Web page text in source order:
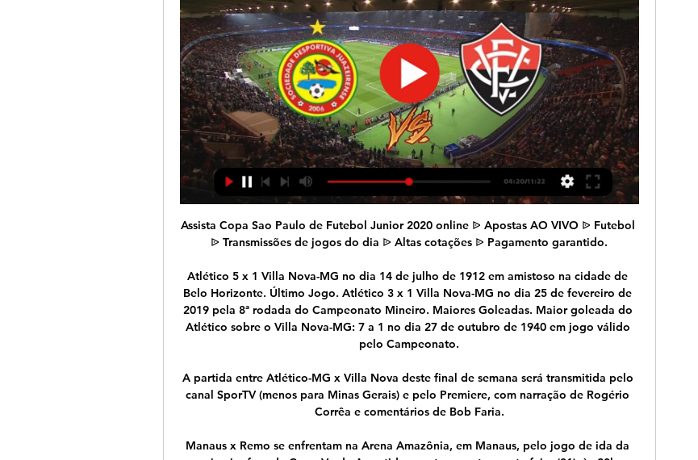
Assista Copa Sao Paulo de Futebol Junior 2020 online ᐉ Apostas AO VIVO ᐉ Futebol ᐉ Transmissões de jogos do dia ᐉ Altas cotações ᐉ Pagamento garantido.

Atlético 5 x 1 Villa Nova-MG no dia 14 de julho de 1912 em amistoso na cidade de Belo Horizonte. Último Jogo. Atlético 3 x 1 Villa Nova-MG no dia 25 de fevereiro de 2019 pela 8ª rodada do Campeonato Mineiro. Maiores Goleadas. Maior goleada do Atlético sobre o Villa Nova-MG: 7 a 1 no dia 27 de outubro de 1940 em jogo válido pelo Campeonato.

A partida entre Atlético-MG x Villa Nova deste final de semana será transmitida pelo canal SporTV (menos para Minas Gerais) e pelo Premiere, com narração de Rogério Corrêa e comentários de Bob Faria.

Manaus x Remo se enfrentam na Arena Amazônia, em Manaus, pelo jogo de ida da primeira fase da Copa Verde.A partida acontece nesta quarta-feira (31), às 20h (horário local) – 22h no horário.

Cidadãos fluminenses estão cada vez mais conectados ao mundo virtual Projeto 'A Arte Gerando Renda' promove dia de empreendedorismo na Rocinha Marcopolo exporta talentos e profissionais assumem cargos no exterior Kimberly-Clark se destaca na equidade de gênero Automação inteligente está relacionada ao desempenho financeiro, diz KPMG

E pelo Campeonato Gaúcho de 2019 Grêmio x Internacional vão decidir o título do Gauchão/2019. No domingo (7) o Grêmio venceu o São Luiz por 3 a 0 e chegou a final contra o Internacional que havia vencido o Caxias por 2 a 1.

O Famalicão recebeu e venceu o FC Porto por 1-0, na segunda jornada do grupo A da Taça da Liga. Mauro Alonso foi o autor do único golo do encontro, que afastou os 'dragões' da competição.

Juazeirense x Vitória ao vivo e online: onde assistir, que 18 de jan. de 2023 — Vitória e Juazeirense se enfrentam nesta quarta-feira (18), às 19h15 (de Brasília), em Juazeiro, pela terceira rodada do Campeonato Baiano.

O Campeonato mineiro de 1951 foi disputado por oito times: América Futebol Clube, Clube Atlético Mineiro, Esporte Clube Siderúrgica, Cruzeiro Esporte Clube, Sete de Setembro Futebol Clube, Meridional Esporte Clube, Metalusina Esporte Clube e Vila Nova Atlético Clube. O campeonato foi disputado em turno e returno pelo sistema de pontos corridos.

O Pernambucano vai chegando ao fim e Salgueiro e Afogados da Ingazeira se enfrentam na primeira semifinal, venham conferir o que temos de melhor para esse jogo.

Alex Telles arranca à bomba vitória do F. C. Porto frente ao Portimonense. Um golo de Alex Telles, na parte final do encontro, permitiu este domingo ao F. C. Porto vencer (1-0) o Portimonense, na 22.ª da Liga, resultado que entrega aos dragões a liderança provisória do campeonato.. O defesa brasileiro dos dragões marcou o tento que fez a diferença aos 87 minutos, disfarçando uma.

*Atualizada em 01 de março de 2020, às 21h34Em 2021, a Série D será a última edição com 68 clubes. Desde dezembro de 2019, com o início do Carioca 2020, cerca de 250 (lutaram,) lutam (e lutarão) pelas 64 vagas destinadas aos campeonatos e copas estaduais e …

O confronto Fortaleza x Palmeiras terá transmissão ao vivo na tarde deste domingo, dia 22/09, pelo Campeonato Brasileiro, e o torcedor pode acompanhar tudo na TV e online, diretamente do.

VITÓRIA 3 X 0 JUAZEIRENSE | #BaianãoNaTVE | 28/01/2024 2:27:51... Assista AO VIVO na TVE e YouTube A TVE é a casa do futebol baiano! ______ Se gostou, inscreva-se no canal e ative as notificações ...YouTube · TVE Bahia · 2 semanas atrás

Campeonato Mineiro - Atlético perde para o Villa Nova. Fechando a terceira rodada do Campeonato Mineiro, o jogo entre Galo e Villa Nova, no Estádio Castor Cifuentes, terminou com a …

Assista o jogo do Vasco online, ao vivo, em seu computador. O clássico jogo de futebol ao vivo Vasco x Flamengo é um dos mais tradicionais do país, pois envolvem grandes torcidas, mas aqui você não assiste apenas jogo do Vasco ao vivo contra o Flamengo, mas …

Portimonense Desportivo das Aves Segunda Liga Arouca Futebol Clube. 31/01/2020 22:19 - O avançado internacional guineense Romário Baldé foi emprestado pelo Gil Vicente, nono classificado da I Liga, ao Leixões, 10.º colocado da II Liga, até ao final da …

Já o Frei Paulistano permanece na lanterna da chave A com apenas um ponto. O Confiança volta a jogar pela ‘Lampions League’, no próximo sábado contra River (PI). A partida será às 20 horas, no Baptistão. No dia seguinte, às 18 horas, será a vez do Frei Paulistano enfrentar o Vitória, no Barradão, em Salvador.

Jacuipense-BA 1 x 1 Vasco-RJ. EC São Bernardo-SP 2 x 2 Operário-PR . Olá, leitor! Informação de qualidade tem valor. Ao acessar você concorda com a nossa Política de Privacidade.

1 – Proposta de Reabertura da Consulta Pública nº 46/2019 • Inicialmente o Edital do Leilão de Transmissão nº 1/2020, contendo os 6 lotes, foi objeto da Consulta Pública nº 46/2019, no período de 20/12/2019 a 03/02/2020, com previsão de realização da sessão pública em julho de 2020;

Para assistir Santa Cruz x Afogados da Ingazeira ao vivo online tudo TV clique na imagem logo abaixo da chamada da partida. E depois você pode optar por expandir a tela. Vale lembrar que a transmissão aqui no Resenha Futebol Clube começa cerca de 30 minutos antes do início do jogo.

Qual canal vai passar o jogo JUAZEIRENSE X VITÓRIA há 6 horas — onde assistir e onde vai passar Juazeirense x Vitória ao vivo pela Copa do Nordeste. Foto: Reprodução. Nesta quarta-feira (14), Juazeirense ...

Na noite deste sábado 27 de janeiro aconteceu no Esporte Clube Roberto Moraes o 12° Baile Municipal da cidade de Arcoverde, a previa carnavalesca da folia dos bois 2018, onde os foliões de nossa cidade e região vieram prestigiar as atrações da noite, à orquestra Super Oara, abriu o baile explodindo com muita música e para encerrar com chave a de ouro o Cantor Almir Rouche dando um show.

Jogando por um empate para faturar o título, a equipe do Aquidauanense não deu chances para o azar e venceu dentro de casa, por 1 a 0 o time do Maracaju.Com a vitória se sagrou campeão da Série B.No outro confronto da tarde, o Serc de Chapadão aplicou uma goleada sobre o Coxim por 5 a 0, ficando com o vice-campeonato e a segunda vaga para Série A.

Rua Buenos Aires Água Verde Curitiba Paraná Brasil Hinchada Popular Olé Atlético-MG Mineirão Avaí Ressacada Barueri Arena Botafogo Engenhão Corinthians Pacaembu Atletiba Coritiba Couto Pereira Briga Pancadaria Rebaixado Série B Chora Otário Goianiense Ceará Vasco Guarani Figueirense Cruzeiro Flamengo Fluminense Maracanã Grêmio Olímpico Goiás Serra Dourada Internacional Beira-Rio.

O Benfica B continua sem marcar e pontuar fora de casa. Em Coimbra, a equipa orientada por Renato Paiva sofreu a quarta derrota como visitante, com a Académica a vencer as águias por 1-0, num jogo em que os estudantes foram superiores.

Rádio NEC: Náutico x Operário, pela Série B, ao vivo e em tempo real. Técnico do Figueirense testa positivo um dia depois de jogo com o OFEC. Com 80% do elenco contaminado pela Covid, CSA não viaja para Chapec. Operário Ferroviário Esporte Clube.

A Petrobras anunciou no fim da noite de ontem (15) o início da etapa de venda do Campo de Azulão, na Bacia do Amazonas, como parte do processo de desinvestimento em curso na estatal. A nota...

A Transmissão para o jogo do Internacional ao vivo é pelos canais SporTV e Premiere. O duelo é válido pela segunda rodada, do segundo turno do Campeonato Gaúcho e precede as emoções para o próximo Gre-Nal da temporada, na quinta-feira (12/03), pela Copa Libertadores da América 2020.

Villa Nova Atlético Clube - Estádio: Castor Cifuentes O regulamento do Mineiro 2009 apresenta novidades. Em 2009, os 12 clubes se enfrentam em turno único. Os 8 melhores se classificam para as quartas de final, que será disputada no sistema de ida e volta, na forma de “mata-mata”, enquanto os dois últimos serão rebaixados.

Atlético-GO vence o Internacional de virada por 3 a 1 Time de Goiás ainda continua na lanterna do Campeonato Brasileiro O Globo, com agências. 13/10/2012 - 20:48 Compartilhe por.

Juazeirense x Vitória: onde assistir ao jogo pela Copa do há 11 horas — ONDE ASSISTIR: A partida terá transmissão ao vivo no SBT (TV aberta) e no “Nosso Futebol”, canal por assinatura no formato pay-per-view ...

Transmissoras ETEM A ETEM atua na exploração do sistema de transmissão de energia elétrica no Estado de Mato Grosso, cobrindo aproximadamente 235,0 km de linha de 230 kV. A ETEM entrou em operação em dezembro de 2011. O objetivo deste sistema é atender a expansão do SIN, através do escoamento do excedente […]

Atual campeão da Copa Brasil masculina de vôlei, o Sada Cruzeiro (MG) garantiu, na noite desta terça-feira, sua classificação para a semifinal da edição 2019 do campeonato. A equipe cruzeirense assegurou a vaga ao vencer o Vôlei UM Itapetininga (SP), em casa, no ginásio do Riacho, em Contagem (MG), por 3 sets a 1 (27/25, 25/21, 24/26 e 25/14).

ACREANO: Segunda fase começa com dois jogos e 11 gols neste domingo O Plácido de Castro fez 4 a 1 no São Francisco, enquanto o Atlético enfiou 6 a 0 no Humaitá

O Avaí marcou 173 gols e a Chapecoense 142 gols. Na próxima rodada o Avaí enfrenta o Criciúma, na quarta-feira, dia 20, a partir das 19h30min. O jogo será no estádio da Ressacada, válido pela 3ª rodada da competição, e marca 0s 200 jogos de Marquinhos com a camisa do Avaí.

veja prováveis escalações, horário e onde assistir - YouTube 3:59... X Vitória , Jogo do Juazeirense online, Assistir jogo do Vitória, Juazeirense x Vitória ao vivo Copa do Nordeste 2024, Juazeirense X Vitória aoYouTube · Sou Vitoria · 6 horas atrás

A SED (Secretaria de Estado de Educação) promove transmissão ao vivo nesta segunda-feira (29), na página do governo estadual no Facebook, para debater tema “Família e sociedade: A Educação em meio à pandemia”.. A live terá presença da titular da SED, Maria Cecília Amendola da Mota, que receberá Miguel Thompson, diretor acadêmico da Fundação Santillana e integrante do.

O Operário Ferroviário venceu o Cianorte no Estádio Germano Krü